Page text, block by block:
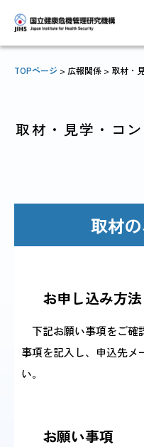
TOPページ > 広報関係 > 取材・
取材・見学・コ
取材
お申し込み方法
下記お願い事項をご確
事項を記入し、申込先メ
い。
お願い事項